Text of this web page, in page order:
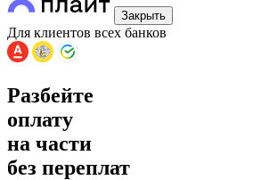
Закрыть
Для клиентов всех банков
Разбейте
оплату
на части
без переплат